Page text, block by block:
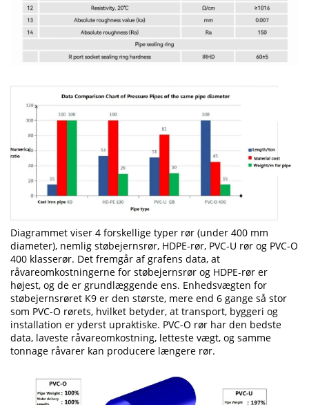
Diagrammet viser 4 forskellige typer rør (under 400 mm
diameter), nemlig støbejernsrør, HDPE-rør, PVC-U rør og PVC-O
400 klasserør. Det fremgår af grafens data, at
råvareomkostningerne for støbejernsrør og HDPE-rør er
højest, og de er grundlæggende ens. Enhedsvægten for
støbejernsrøret K9 er den største, mere end 6 gange så stor
som PVC-O rørets, hvilket betyder, at transport, byggeri og
installation er yderst upraktiske. PVC-O rør har den bedste
data, laveste råvareomkostning, letteste vægt, og samme
tonnage råvarer kan producere længere rør.